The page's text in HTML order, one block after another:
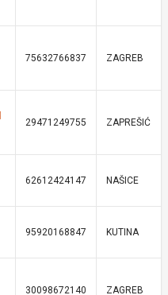
75632766837 ZAGREB
29471249755 ZAPREŠIĆ
62612424147 NAŠICE
95920168847 KUTINA
30098672140 ZAGREB